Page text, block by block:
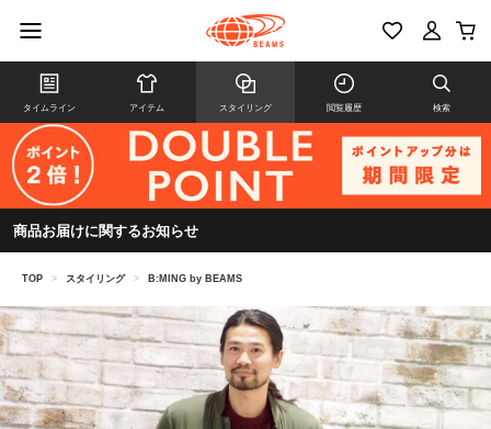
タイムライン アイテム スタイリング 閲覧履歴 検索
商品お届けに関するお知らせ
TOP > スタイリング > B:MING by BEAMS